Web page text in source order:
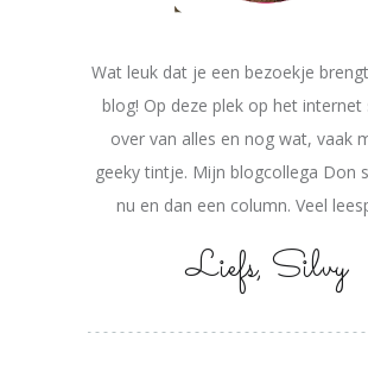
Wat leuk dat je een bezoekje
blog! Op deze plek op het internet
over van alles en nog wat, vaak
geeky tintje. Mijn blogcollega Don
nu en dan een column. Veel
Liefs, Silvy